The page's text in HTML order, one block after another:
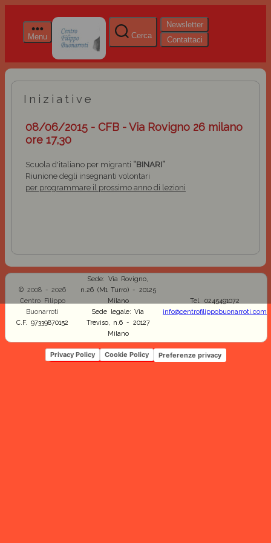
Menu Cerca
Newsletter
Contattaci
Iniziative
08/06/2015 - CFB - Via Rovigno 26 milano
ore 17,30
Scuola d'italiano per migranti “BINARI”
Riunione degli insegnanti volontari
per programmare il prossimo anno di lezioni
© 2008 - 2026
Centro Filippo
Buonarroti
C.F. 97339870152
Sede: Via Rovigno,
n.26 (M1 Turro) - 20125
Milano
Sede legale: Via
Treviso, n.6 - 20127
Milano
Tel. 0245491072
info@centrofilippobuonarroti.com
Privacy Policy Cookie Policy Preferenze privacy